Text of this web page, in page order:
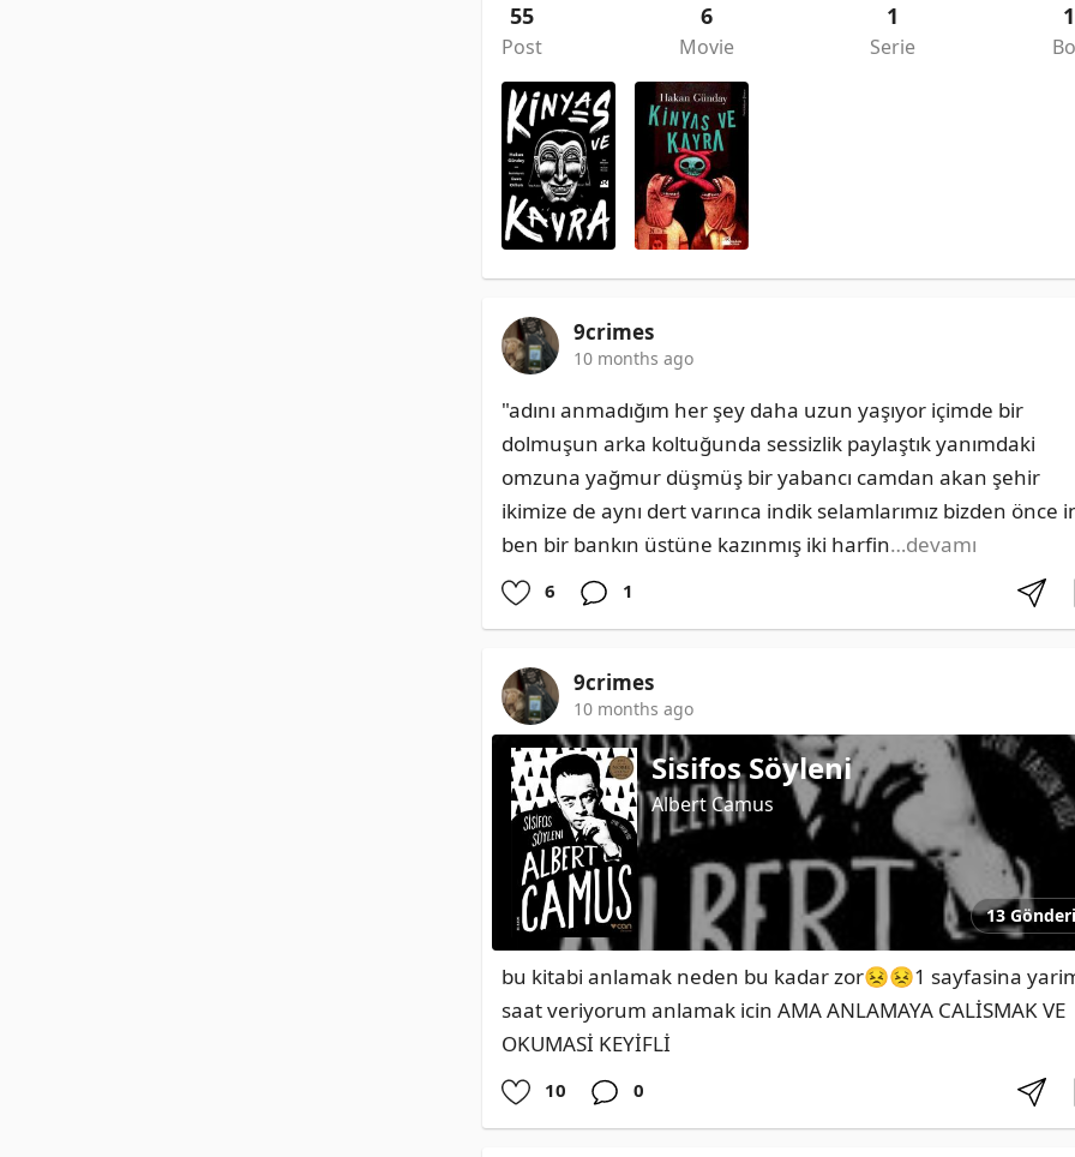
55
Post
6
Movie
1
Serie
9crimes
10 months ago
"adını anmadığım her şey daha uzun yaşıyor içimde bir
dolmuşun arka koltuğunda sessizlik paylaştık yanımdaki
omzuna yağmur düşmüş bir yabancı camdan akan şehir
ikimize de aynı dert varınca indik selamlarımız bizden önce
ben bir bankın üstüne kazınmış iki harfin…devamı
6 1
9crimes
10 months ago
Sisifos Söyleni
Albert Camus
13 Gönderi
bu kitabi anlamak neden bu kadar zor😣😣1 sayfasina
saat veriyorum anlamak icin AMA ANLAMAYA CALİSMAK VE
OKUMASİ KEYİFLİ
10 0